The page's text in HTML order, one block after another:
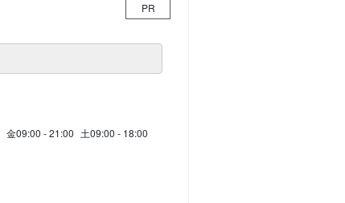
PR
金09:00 - 21:00 土09:00 - 18:00